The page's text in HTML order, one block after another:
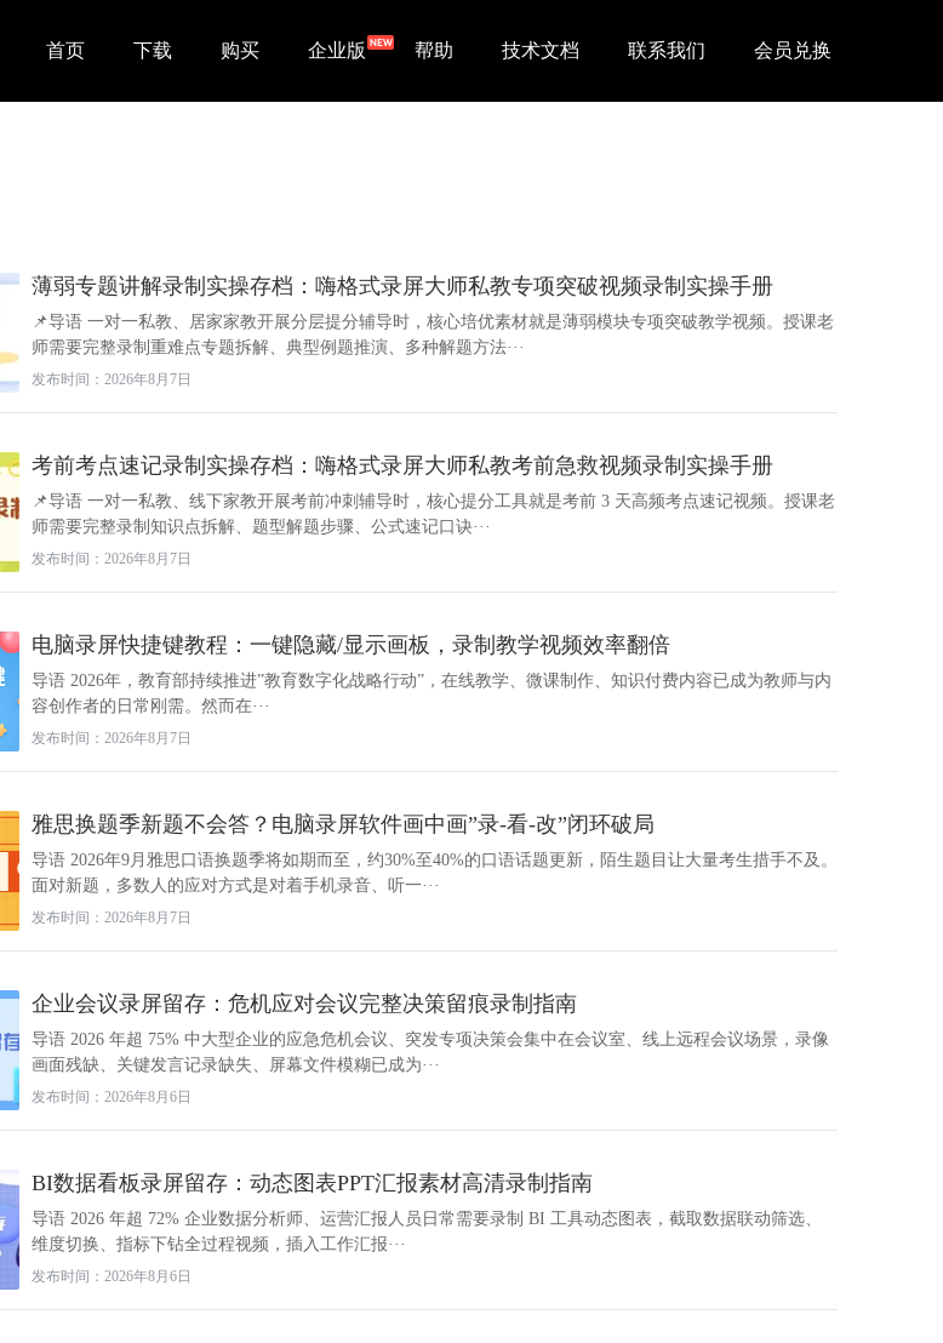
首页 下载 购买 企业版 帮助 技术文档 联系我们 会员兑换
薄弱专题讲解录制实操存档：嗨格式录屏大师私教专项突破视频录制实操手册
📌导语 一对一私教、居家家教开展分层提分辅导时，核心培优素材就是薄弱模块专项突破教学视频。授课老
师需要完整录制重难点专题拆解、典型例题推演、多种解题方法···
发布时间：2026年8月7日
考前考点速记录制实操存档：嗨格式录屏大师私教考前急救视频录制实操手册
📌导语 一对一私教、线下家教开展考前冲刺辅导时，核心提分工具就是考前 3 天高频考点速记视频。授课老
师需要完整录制知识点拆解、题型解题步骤、公式速记口诀···
发布时间：2026年8月7日
电脑录屏快捷键教程：一键隐藏/显示画板，录制教学视频效率翻倍
导语 2026年，教育部持续推进”教育数字化战略行动”，在线教学、微课制作、知识付费内容已成为教师与内
容创作者的日常刚需。然而在···
发布时间：2026年8月7日
雅思换题季新题不会答？电脑录屏软件画中画”录-看-改”闭环破局
导语 2026年9月雅思口语换题季将如期而至，约30%至40%的口语话题更新，陌生题目让大量考生措手不及。
面对新题，多数人的应对方式是对着手机录音、听一···
发布时间：2026年8月7日
企业会议录屏留存：危机应对会议完整决策留痕录制指南
导语 2026 年超 75% 中大型企业的应急危机会议、突发专项决策会集中在会议室、线上远程会议场景，录像
画面残缺、关键发言记录缺失、屏幕文件模糊已成为···
发布时间：2026年8月6日
BI数据看板录屏留存：动态图表PPT汇报素材高清录制指南
导语 2026 年超 72% 企业数据分析师、运营汇报人员日常需要录制 BI 工具动态图表，截取数据联动筛选、
维度切换、指标下钻全过程视频，插入工作汇报···
发布时间：2026年8月6日